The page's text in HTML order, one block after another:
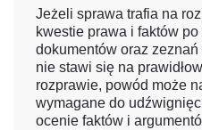
Jeżeli sprawa trafia na
kwestie prawa i faktów
dokumentów oraz
nie stawi się na
rozprawie, powód może
wymagane do
ocenie faktów i